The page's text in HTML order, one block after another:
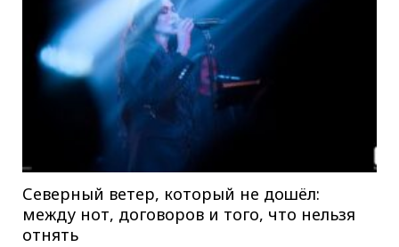
Северный ветер, который не дошёл:
между нот, договоров и того, что нельзя
отнять